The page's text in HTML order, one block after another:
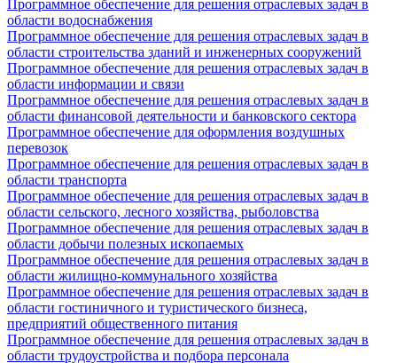
Программное обеспечение для решения отраслевых задач в
области водоснабжения
Программное обеспечение для решения отраслевых задач в
области строительства зданий и инженерных сооружений
Программное обеспечение для решения отраслевых задач в
области информации и связи
Программное обеспечение для решения отраслевых задач в
области финансовой деятельности и банковского сектора
Программное обеспечение для оформления воздушных
перевозок
Программное обеспечение для решения отраслевых задач в
области транспорта
Программное обеспечение для решения отраслевых задач в
области сельского, лесного хозяйства, рыболовства
Программное обеспечение для решения отраслевых задач в
области добычи полезных ископаемых
Программное обеспечение для решения отраслевых задач в
области жилищно-коммунального хозяйства
Программное обеспечение для решения отраслевых задач в
области гостиничного и туристического бизнеса,
предприятий общественного питания
Программное обеспечение для решения отраслевых задач в
области трудоустройства и подбора персонала